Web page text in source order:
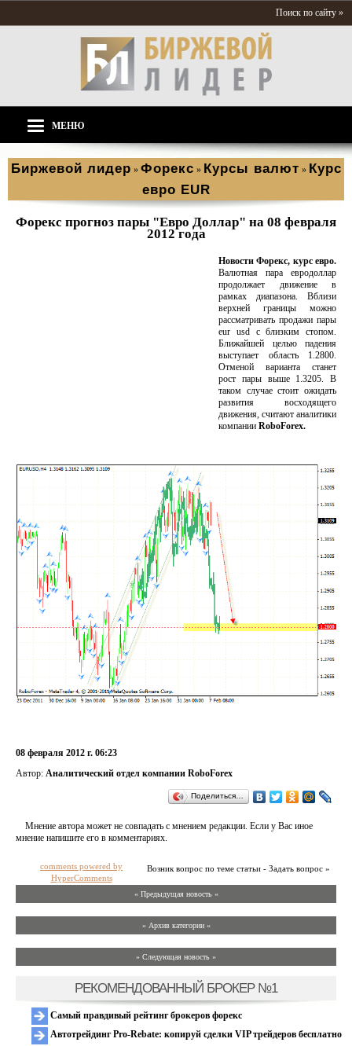
Поиск по сайту »
МЕНЮ
Биржевой лидер » Форекс » Курсы валют » Курс
евро EUR
Форекс прогноз пары "Евро Доллар" на 08 февраля
2012 года
Новости Форекс, курс евро.
Валютная пара евродоллар
продолжает движение в
рамках диапазона. Вблизи
верхней границы можно
рассматривать продажи пары
eur usd с близким стопом.
Ближайшей целью падения
выступает область 1.2800.
Отменой варианта станет
рост пары выше 1.3205. В
таком случае стоит ожидать
развития восходящего
движения, считают аналитики
компании RoboForex.
08 февраля 2012 г. 06:23
Автор: Аналитический отдел компании RoboForex
Поделиться…
Мнение автора может не совпадать с мнением редакции. Если у Вас иное
мнение напишите его в комментариях.
Возник вопрос по теме статьи - Задать вопрос »
comments powered by
HyperComments
« Предыдущая новость «
» Архив категории «
» Следующая новость »
РЕКОМЕНДОВАННЫЙ БРОКЕР №1
Самый правдивый рейтинг брокеров форекс
Автотрейдинг Pro-Rebate: копируй сделки VIP трейдеров бесплатно